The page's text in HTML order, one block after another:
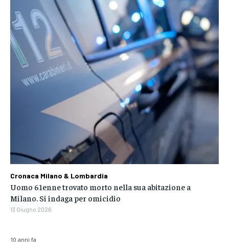
10 anni fa
Cronaca Milano & Lombardia
Uomo 61enne trovato morto nella sua abitazione a
Milano. Si indaga per omicidio
13 Giugno 2026